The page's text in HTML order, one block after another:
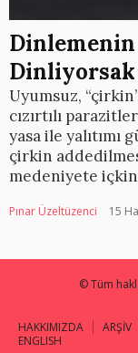
Dinlemenin
Dinliyorsak
Uyumsuz,
cızırtılı
yasa ile
çirkin
medeniyete
Pınar Üzeltüzenci 15
© Tüm
HAKKIMIZDA ARŞİV
ENGLISH